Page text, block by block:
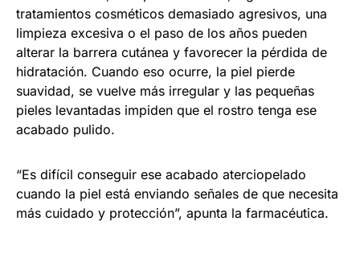
tratamientos cosméticos demasiado agresivos, una
limpieza excesiva o el paso de los años pueden
alterar la barrera cutánea y favorecer la pérdida de
hidratación. Cuando eso ocurre, la piel pierde
suavidad, se vuelve más irregular y las pequeñas
pieles levantadas impiden que el rostro tenga ese
acabado pulido.
“Es difícil conseguir ese acabado aterciopelado
cuando la piel está enviando señales de que necesita
más cuidado y protección”, apunta la farmacéutica.